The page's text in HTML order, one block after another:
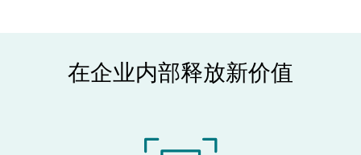
在企业内部释放新价值